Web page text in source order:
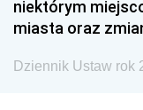
niektórym
miasta oraz
Dziennik Ustaw rok